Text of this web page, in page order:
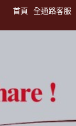
首頁 全通路客服